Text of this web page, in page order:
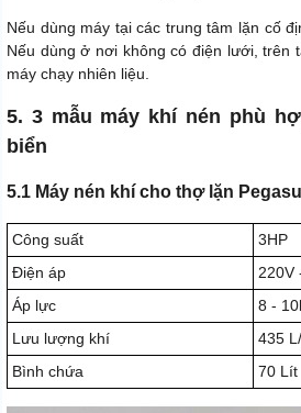
Nếu dùng máy tại các trung tâm lặn cố
Nếu dùng ở nơi không có điện lưới, trên
máy chạy nhiên liệu.
5. 3 mẫu máy khí nén phù
biển
5.1 Máy nén khí cho thợ lặn
Công suất
3HP
Điện áp
220V
Áp lực
8 -
Lưu lượng khí
435
Bình chứa
70 Lít